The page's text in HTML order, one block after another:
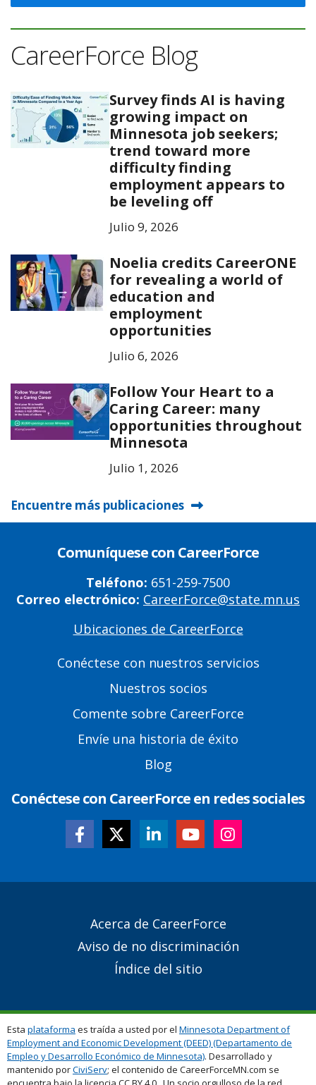
CareerForce Blog
Survey finds AI is having
growing impact on
Minnesota job seekers;
trend toward more
difficulty finding
employment appears to
be leveling off
Julio 9, 2026
Noelia credits CareerONE
for revealing a world of
education and
employment
opportunities
Julio 6, 2026
Follow Your Heart to a
Caring Career: many
opportunities throughout
Minnesota
Julio 1, 2026
Encuentre más publicaciones
Comuníquese con CareerForce
Teléfono: 651-259-7500
Correo electrónico: CareerForce@state.mn.us
Ubicaciones de CareerForce
Conéctese con nuestros servicios
Nuestros socios
Comente sobre CareerForce
Envíe una historia de éxito
Blog
Conéctese con CareerForce en redes sociales
Acerca de CareerForce
Aviso de no discriminación
Índice del sitio
Esta plataforma es traída a usted por el Minnesota Department of
Employment and Economic Development (DEED) (Departamento de
Empleo y Desarrollo Económico de Minnesota). Desarrollado y
mantenido porCiviServ; el contenido de CareerForceMN.com se